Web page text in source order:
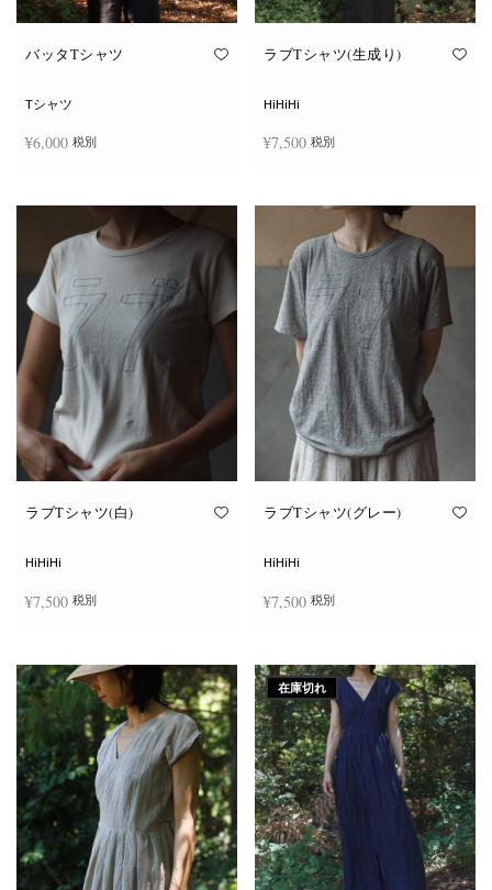
ま
ジ
ら
選
き
ま
す
ま
オ
ジ
ら
選
択
で
き
ま
す
バッタTシャツ
Tシャツ
¥6,000 税別
の
品
に
数
の
バ
リ
エ
ー
シ
ョ
ン
が
あ
り
ま
オ
ジ
か
ら
選
択
で
き
ま
す
ラブTシャツ(生成り)
HiHiHi
¥7,500 税別
の
商
品
に
は
複
数
の
バ
リ
エ
ー
シ
ョ
ン
が
あ
り
ま
オ
ジ
か
ら
選
択
で
き
ま
す
ラブTシャツ(白)
HiHiHi
¥7,500 税別
の
商
品
に
は
複
数
の
バ
リ
エ
ー
シ
ョ
ン
ラブTシャツ(グレー)
HiHiHi
¥7,500 税別
の
商
品
に
複
数
の
ョ
ン
在庫切れ